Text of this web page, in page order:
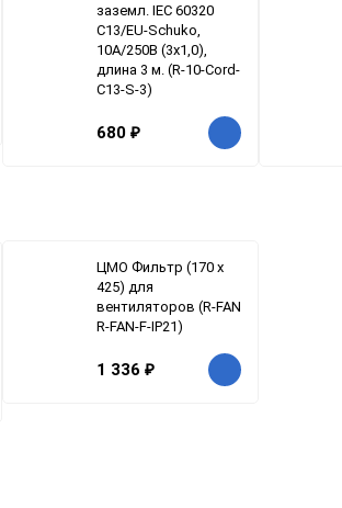
заземл. IEC 60320
C13/EU-Schuko,
10А/250В (3x1,0),
длина 3 м. (R-10-Cord-
C13-S-3)
680 ₽
ЦМО Фильтр (170 х
425) для
вентиляторов (R-FAN
R-FAN-F-IP21)
1 336 ₽